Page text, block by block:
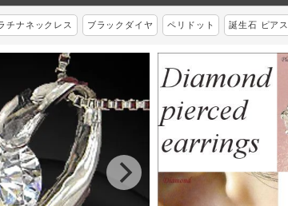
チナネックレス ブラックダイヤ ペリドット 誕生石 ピアス